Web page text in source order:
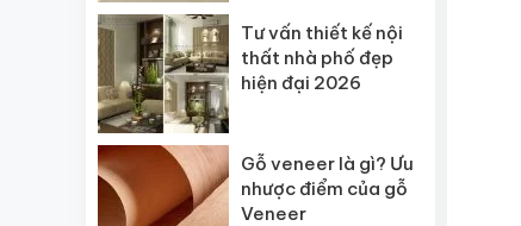
Tư vấn thiết kế nội
thất nhà phố đẹp
hiện đại 2026
Gỗ veneer là gì? Ưu
nhược điểm của gỗ
Veneer